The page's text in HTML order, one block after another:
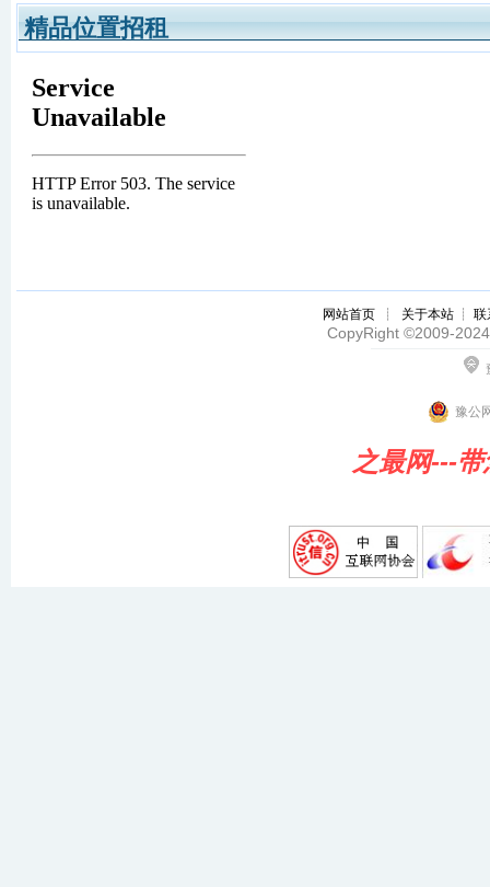
精品位置招租
网站首页 ┊ 关于本站 ┊ 联
CopyRight ©2009-
豫公
之最网---